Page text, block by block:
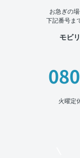
お急ぎの
下記番号ま
モビ
火曜定